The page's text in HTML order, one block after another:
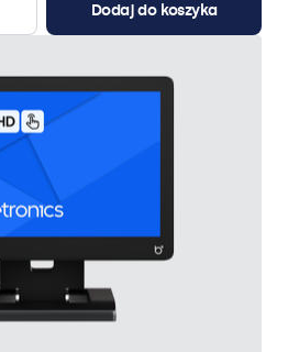
Dodaj do koszyka